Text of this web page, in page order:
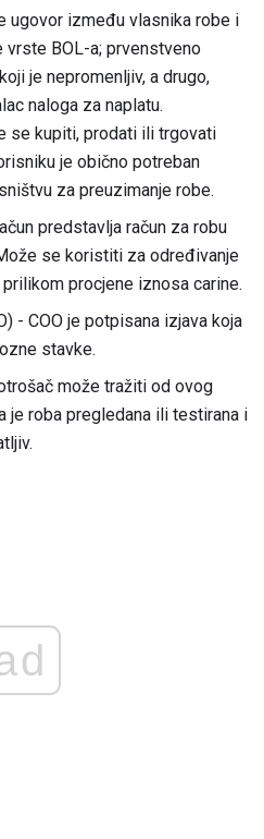
ugovor između vlasnika robe i
BOL-a; prvenstveno
je nepromenljiv, a drugo,
naloga za naplatu.
se kupiti, prodati ili trgovati
je obično potreban
za preuzimanje robe.
predstavlja račun za robu
se koristiti za određivanje
procjene iznosa carine.
- COO je potpisana izjava koja
stavke.
može tražiti od ovog
je roba pregledana ili testirana i